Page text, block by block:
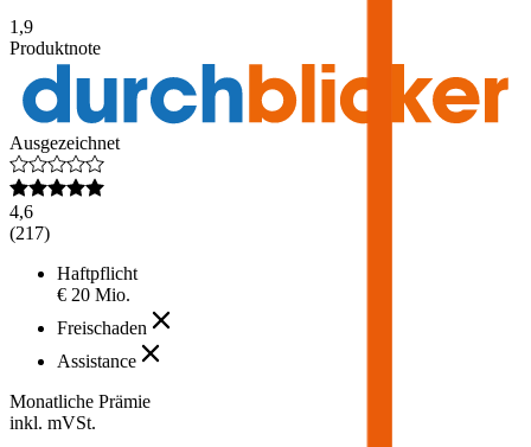
1,9
Produktnote
Ausgezeichnet
4,6
(217)
Haftpflicht
€ 20 Mio.
Freischaden
Assistance
Monatliche Prämie
inkl. mVSt.